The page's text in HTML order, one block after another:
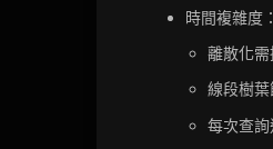
時間複雜度：
離散化
線段樹
每次查